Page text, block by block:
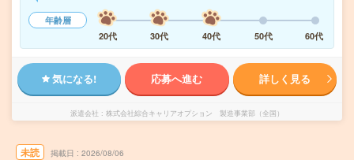
年齢層
20代
30代 40代 50代 60代
気になる! 応募へ進む 詳しく見る
派遣会社 株式会社綜合キャリアオプション 製造事業部（全国）
未読 掲載日 2026/08/06